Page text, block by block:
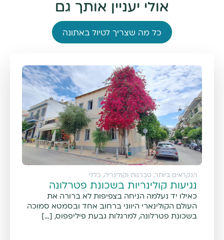
אולי יעניין אותך גם
כל מה שצריך לטיול באתונה
הנקראים ביותר, טברנות וקולינריה, כללי
נגיעות קולינריות בשכונת פטרלונה
כאילו יד נעלמה הניחה בצפיפות לא ברורה את
העולם הקולינארי היווני ברחוב אחד ובסמטא סמוכה
בשכונת פטרלונה, למרגלות גבעת פיליפפוס, […]